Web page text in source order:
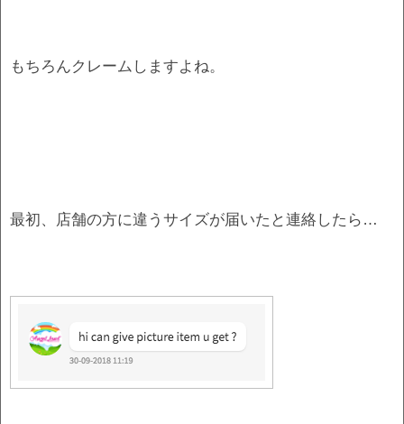
もちろんクレームしますよね。
最初、店舗の方に違うサイズが届いたと連絡したら…